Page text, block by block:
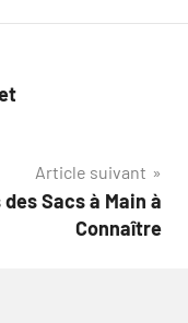
Article suivant
Sacs à Main à
Connaître